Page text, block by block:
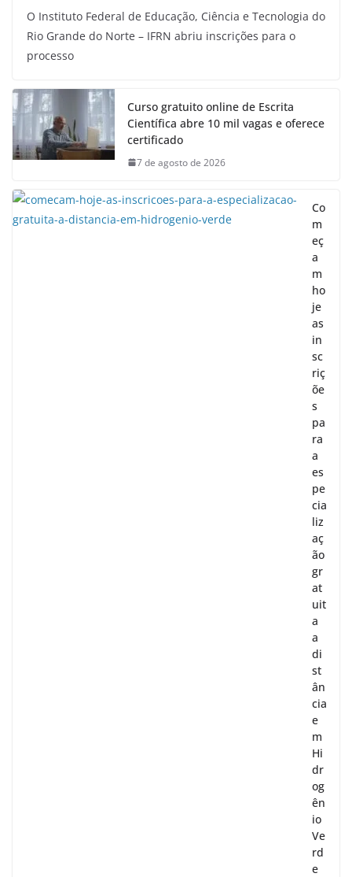
O Instituto Federal de Educação, Ciência e Tecnologia do
Rio Grande do Norte – IFRN abriu inscrições para o
processo
Curso gratuito online de Escrita
Científica abre 10 mil vagas e oferece
certificado
7 de agosto de 2026
Co
m
eç
a
m
ho
je
as
in
sc
riç
õe
s
pa
ra
a
es
pe
cia
liz
aç
ão
gr
at
uit
a
a
di
st
ân
cia
e
m
Hi
dr
og
ên
io
Ve
rd
e